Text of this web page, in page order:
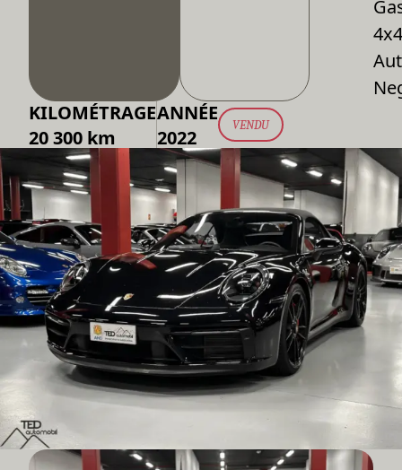
4x4
KILOMÉTRAGE
20 300 km
ANNÉE
2022
VENDU